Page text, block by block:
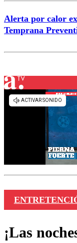
Alerta por calor
Temprana
¡Las